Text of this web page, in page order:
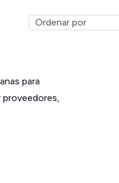
para
proveedores,